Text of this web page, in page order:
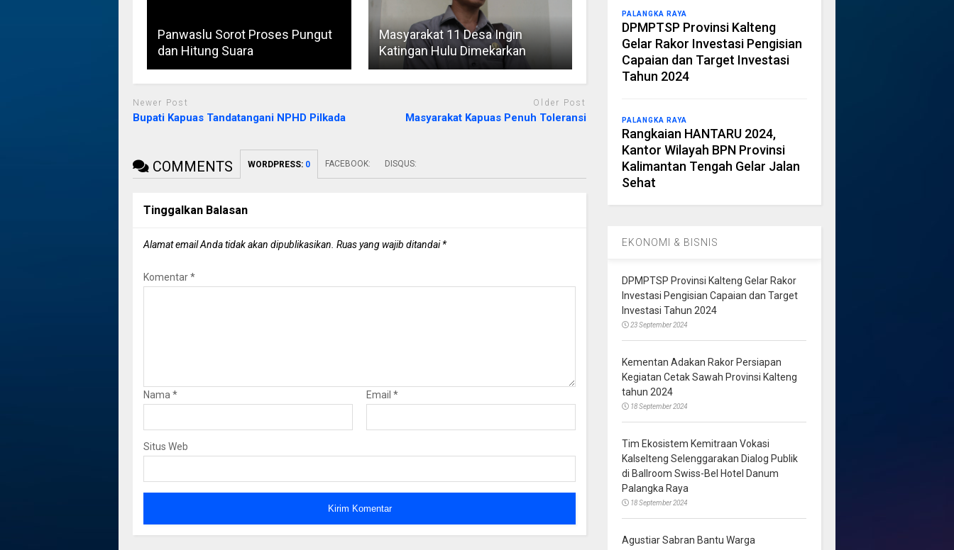
Panwaslu Sorot Proses Pungut
dan Hitung Suara
Masyarakat 11 Desa Ingin
Katingan Hulu Dimekarkan
Newer Post
Bupati Kapuas Tandatangani NPHD Pilkada
Older Post
Masyarakat Kapuas Penuh Toleransi
COMMENTS WORDPRESS: 0 FACEBOOK: DISQUS:
Tinggalkan Balasan
Alamat email Anda tidak akan dipublikasikan. Ruas yang wajib ditandai*
Komentar*
Nama * Email *
Situs Web
PALANGKA RAYA
DPMPTSP Provinsi Kalteng
Gelar Rakor Investasi Pengisian
Capaian dan Target Investasi
Tahun 2024
PALANGKA RAYA
Rangkaian HANTARU 2024,
Kantor Wilayah BPN Provinsi
Kalimantan Tengah Gelar Jalan
Sehat
EKONOMI & BISNIS
DPMPTSP Provinsi Kalteng Gelar Rakor
Investasi Pengisian Capaian dan Target
Investasi Tahun 2024
23 September 2024
Kementan Adakan Rakor Persiapan
Kegiatan Cetak Sawah Provinsi Kalteng
tahun 2024
18 September 2024
Tim Ekosistem Kemitraan Vokasi
Kalselteng Selenggarakan Dialog Publik
di Ballroom Swiss-Bel Hotel Danum
Palangka Raya
18 September 2024
Agustiar Sabran Bantu Warga